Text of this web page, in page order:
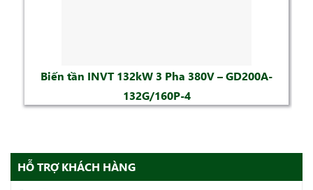
Biến tần INVT 132kW 3 Pha 380V – GD200A-
132G/160P-4
HỖ TRỢ KHÁCH HÀNG